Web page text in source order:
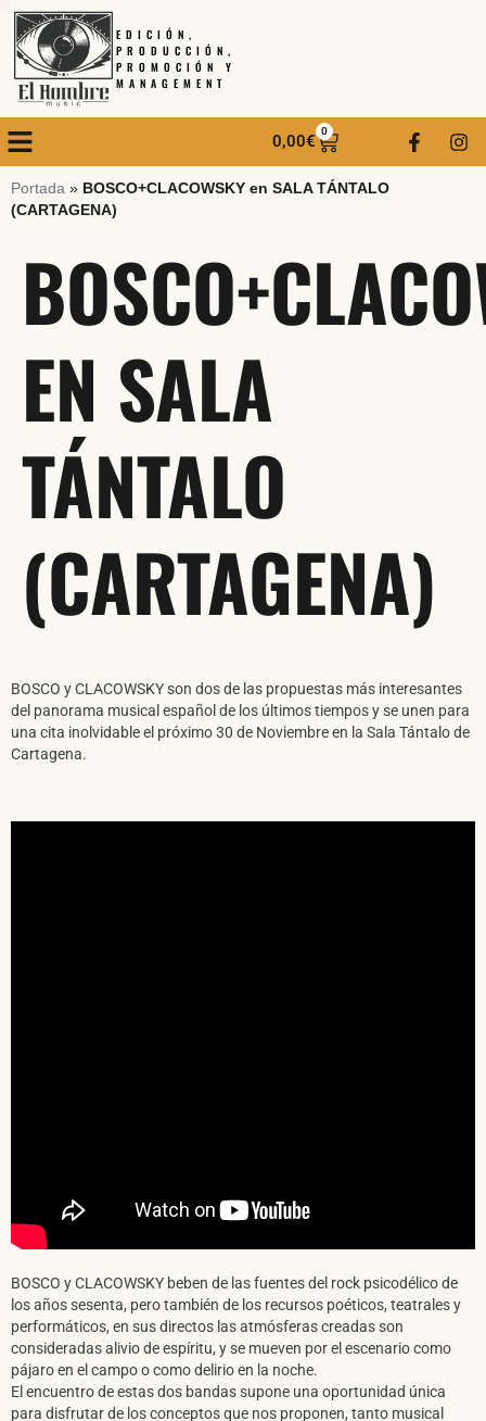
EDICIÓN,
PRODUCCIÓN,
PROMOCIÓN Y
MANAGEMENT
0,00€
0
Portada » BOSCO+CLACOWSKY en SALA TÁNTALO
(CARTAGENA)
EN SALA
TÁNTALO
(CARTAGENA)
BOSCO y CLACOWSKY son dos de las propuestas más interesantes
del panorama musical español de los últimos tiempos y se unen para
una cita inolvidable el próximo 30 de Noviembre en la Sala Tántalo de
Cartagena.
BOSCO y CLACOWSKY beben de las fuentes del rock psicodélico de
los años sesenta, pero también de los recursos poéticos, teatrales y
performáticos, en sus directos las atmósferas creadas son
consideradas alivio de espíritu, y se mueven por el escenario como
pájaro en el campo o como delirio en la noche.
El encuentro de estas dos bandas supone una oportunidad única
para disfrutar de los conceptos que nos proponen, tanto musical